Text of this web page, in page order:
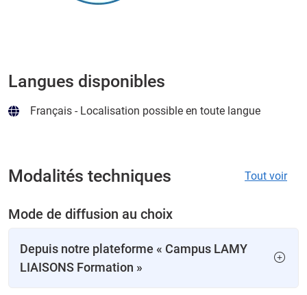
Langues disponibles
Français - Localisation possible en toute langue
Modalités techniques Tout voir
Mode de diffusion au choix
Depuis notre plateforme « Campus LAMY
LIAISONS Formation »